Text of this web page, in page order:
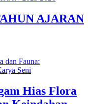
AJARAN
Hias Flora